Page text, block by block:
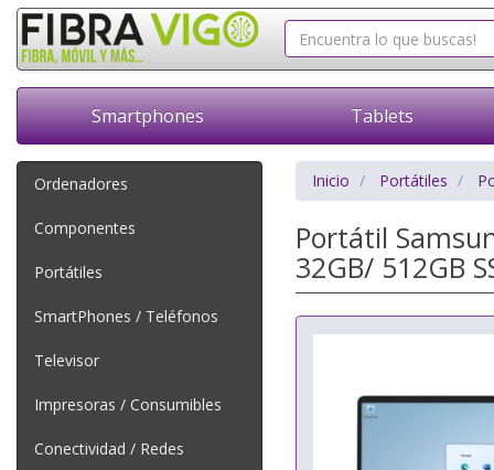
Smartphones Tablets
Ordenadores
Componentes
Portátiles
SmartPhones / Teléfonos
Televisor
Impresoras / Consumibles
Conectividad / Redes
Inicio Portátiles
Portátil
32GB/ 512GB